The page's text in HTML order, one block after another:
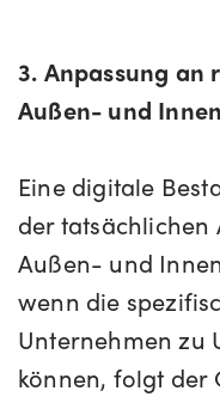
3. Anpassung an
Außen- und
Eine digitale
der tatsächlichen
Außen- und
wenn die
Unternehmen zu
können, folgt der